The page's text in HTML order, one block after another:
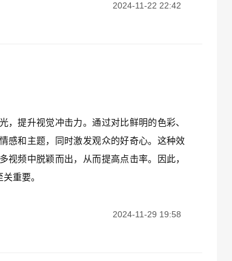
2024-11-22 22:42
提升视觉冲击力。通过对比鲜明的色彩、
感和主题，同时激发观众的好奇心。这种效
频中脱颖而出，从而提高点击率。因此，
重要。
2024-11-29 19:58